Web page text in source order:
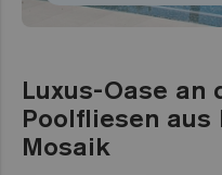
Luxus-Oase an
Poolfliesen aus
Mosaik